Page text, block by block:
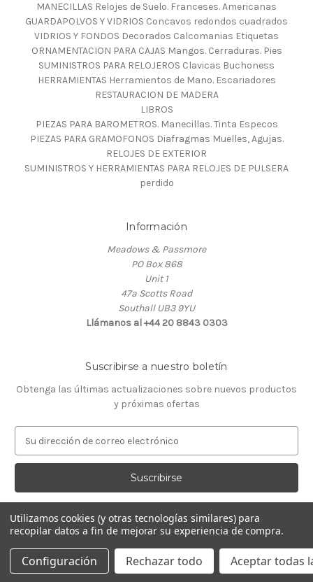
MANECILLAS Relojes de Suelo. Franceses. Americanas
GUARDAPOLVOS Y VIDRIOS Concavos redondos cuadrados
VIDRIOS Y FONDOS Decorados Calcomanias Etiquetas
ORNAMENTACION PARA CAJAS Mangos. Cerraduras. Pies
SUMINISTROS PARA RELOJEROS Clavicas Buchoness
HERRAMIENTAS Herramientos de Mano. Escariadores
RESTAURACION DE MADERA
LIBROS
PIEZAS PARA BAROMETROS. Manecillas. Tinta Especos
PIEZAS PARA GRAMOFONOS Diafragmas Muelles, Agujas.
RELOJES DE EXTERIOR
SUMINISTROS Y HERRAMIENTAS PARA RELOJES DE PULSERA
perdido
Información
Meadows & Passmore
PO Box 868
Unit 1
47a Scotts Road
Southall UB3 9YU
Llámanos al +44 20 8843 0303
Suscribirse a nuestro boletín
Obtenga las últimas actualizaciones sobre nuevos productos
y próximas ofertas
r
c
i
ó
n
© 2026 Almacén de Relojeros
Utilizamos cookies (y otras tecnologías similares) para
recopilar datos a fin de mejorar su experiencia de compra.
Configuración Rechazar todo Aceptar todas